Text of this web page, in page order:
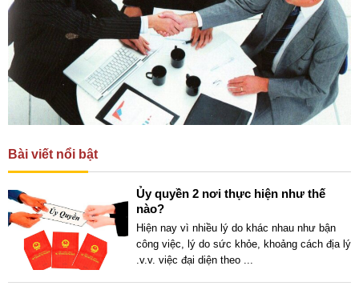
Bài viết nổi bật
Ủy quyền 2 nơi thực hiện như thế
nào?
Hiện nay vì nhiều lý do khác nhau như bận
công việc, lý do sức khỏe, khoảng cách địa lý
.v.v. việc đại diện theo ...